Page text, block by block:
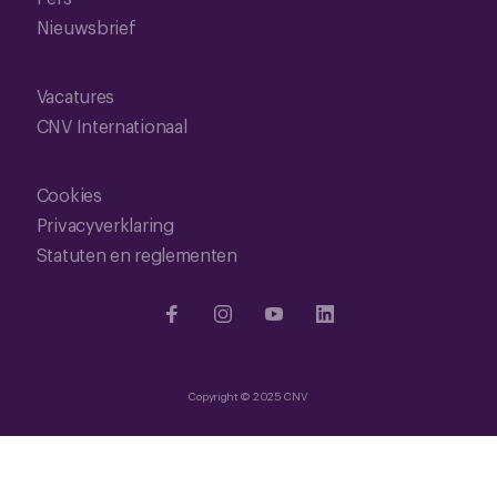
Nieuwsbrief
Vacatures
CNV Internationaal
Cookies
Privacyverklaring
Statuten en reglementen
Copyright © 2025 CNV